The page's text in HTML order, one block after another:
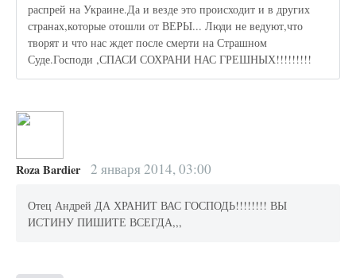
распрей на Украине.Да и везде это происходит и в других
странах,которые отошли от ВЕРЫ... Люди не ведуют,что
творят и что нас ждет после смерти на Страшном
Суде.Господи ,СПАСИ СОХРАНИ НАС ГРЕШНЫХ!!!!!!!!!
Roza Bardier 2 января 2014, 03:00
Отец Андрей ДА ХРАНИТ ВАС ГОСПОДЬ!!!!!!!! ВЫ
ИСТИНУ ПИШИТЕ ВСЕГДА,,,